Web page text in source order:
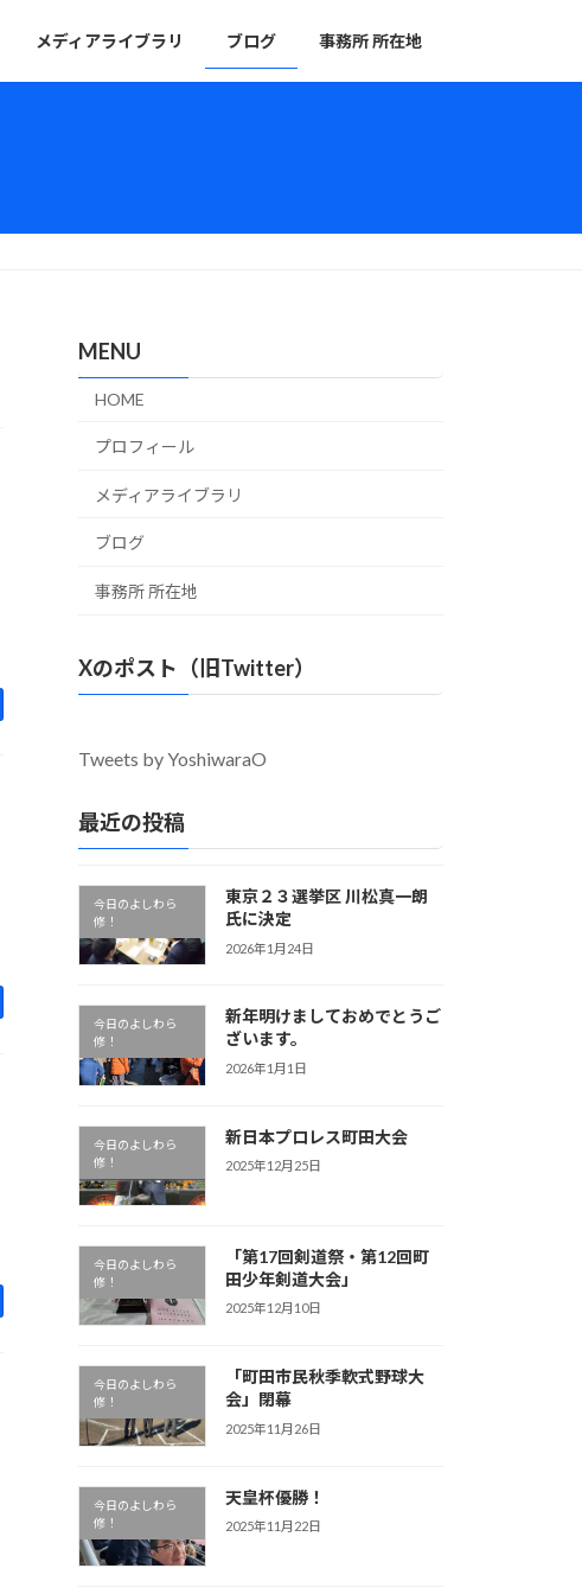
メディアライブラリ ブログ 事務所 所在地
MENU
HOME
プロフィール
メディアライブラリ
ブログ
事務所 所在地
Xのポスト（旧Twitter）
Tweets by YoshiwaraO
最近の投稿
今日のよしわら
修！
東京２３選挙区 川松真一朗
氏に決定
2026年1月24日
今日のよしわら
修！
新年明けましておめでとうご
ざいます。
2026年1月1日
今日のよしわら
修！
新日本プロレス町田大会
2025年12月25日
今日のよしわら
修！
「第17回剣道祭・第12回町
田少年剣道大会」
2025年12月10日
今日のよしわら
修！
「町田市民秋季軟式野球大
会」閉幕
2025年11月26日
今日のよしわら
修！
天皇杯優勝！
2025年11月22日